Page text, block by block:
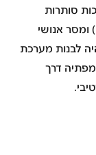
סותרות
ומסר אנושי
לבנות מערכת
דרך